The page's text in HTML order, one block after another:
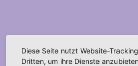
Diese Seite nutzt Website-
Dritten, um ihre Dienste